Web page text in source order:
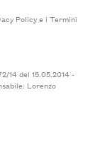
Policye i Termini
14 del 15.05.2014 -
Lorenzo